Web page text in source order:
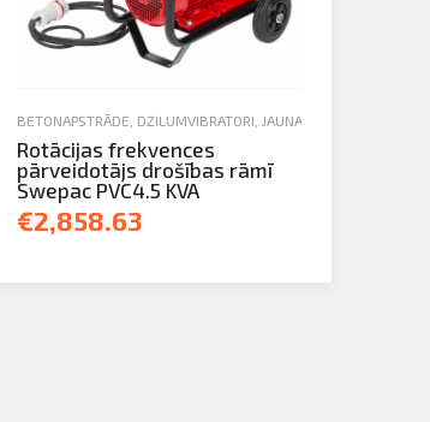
ĢENERATORI UN APGAISMES IEKĀRTAS,JAUNA TEHNIKA
BETONAPSTRĀDE DZIĻUMVIBRATORI JAUNA TEHNIKA
Rotācijas frekvences
pārveidotājs drošības rāmī
Swepac PVC4.5 KVA
€2,858.63